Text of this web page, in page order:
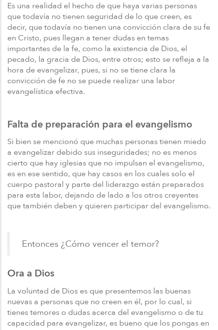
Es una realidad el hecho de que haya varias personas
que todavía no tienen seguridad de lo que creen, es
decir, que todavía no tienen una convicción clara de su fe
en Cristo, pues llegan a tener dudas en temas
importantes de la fe, como la existencia de Dios, el
pecado, la gracia de Dios, entre otros; esto se refleja a la
hora de evangelizar, pues, si no se tiene clara la
convicción de fe no se puede realizar una labor
evangelística efectiva.
Falta de preparación para el evangelismo
Si bien se mencionó que muchas personas tienen miedo
a evangelizar debido sus inseguridades; no es menos
cierto que hay iglesias que no impulsan el evangelismo,
es en ese sentido, que hay casos en los cuales solo el
cuerpo pastoral y parte del liderazgo están preparados
para esta labor, dejando de lado a los otros creyentes
que también deben y quieren participar del evangelismo.
Entonces ¿Cómo vencer el temor?
Ora a Dios
La voluntad de Dios es que presentemos las buenas
nuevas a personas que no creen en él, por lo cual, si
tienes temores o dudas acerca del evangelismo o de tu
capacidad para evangelizar, es bueno que los pongas en